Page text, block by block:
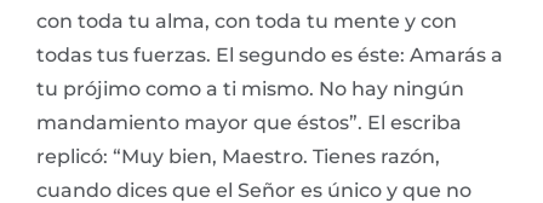
con toda tu alma, con toda tu mente y con
todas tus fuerzas. El segundo es éste: Amarás a
tu prójimo como a ti mismo. No hay ningún
mandamiento mayor que éstos”. El escriba
replicó: “Muy bien, Maestro. Tienes razón,
cuando dices que el Señor es único y que no